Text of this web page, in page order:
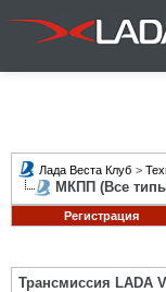
Лада Веста Клуб >
МКПП (Все
Регистрация
Трансмиссия LADA